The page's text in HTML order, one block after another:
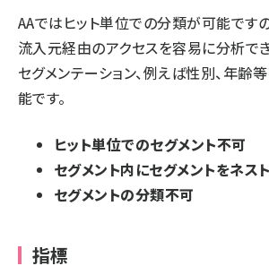
AAではヒット単位での分類が可能です
流入元経由のアクセスを容易に分析で
セグメンテーション、例えば性別、年齢
能です。
ヒット単位でのセグメント不可
セグメント内にセグメントをネス
セグメントの分類不可
指標